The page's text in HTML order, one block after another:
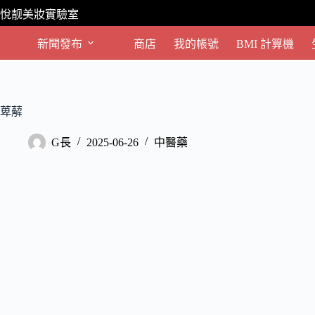
跳
至
要
悅靓美妝實驗室
新聞發布 商店 我的帳號 BMI 計算機
萆薢
G長 2025-06-26 中醫藥